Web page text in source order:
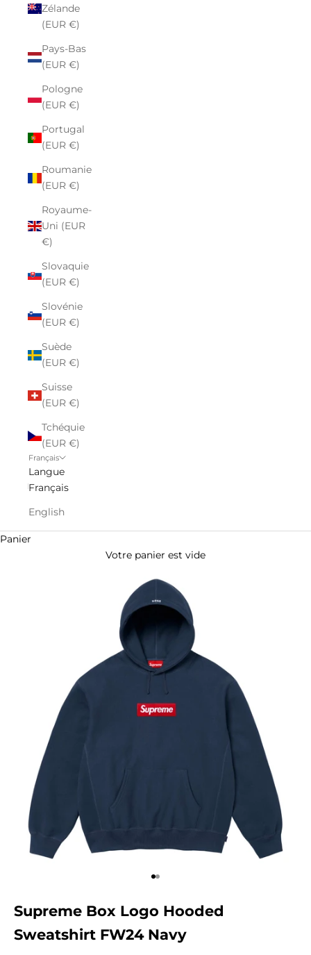
Zélande
(EUR €)
Pays-Bas
(EUR €)
Pologne
(EUR €)
Portugal
(EUR €)
Roumanie
(EUR €)
Royaume-
Uni (EUR
€)
Slovaquie
(EUR €)
Slovénie
(EUR €)
Suède
(EUR €)
Suisse
(EUR €)
Tchéquie
(EUR €)
Français
Langue
Français
English
Panier
Votre panier est vide
Aller à l'élément 1
Aller à l'élément 2
Supreme Box Logo Hooded
Sweatshirt FW24 Navy